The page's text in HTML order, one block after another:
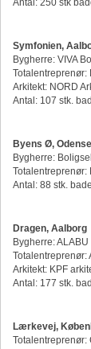
Antal: 250 stk
Symfonien,
Bygherre: VIVA
Totalentreprenør:
Arkitekt: NORD
Antal: 107 stk.
Byens Ø,
Bygherre:
Totalentreprenør:
Antal: 88 stk.
Dragen, Aalborg
Bygherre: ALABU
Totalentreprenør:
Arkitekt: KPF
Antal: 177 stk.
Lærkevej,
Totalentreprenør: